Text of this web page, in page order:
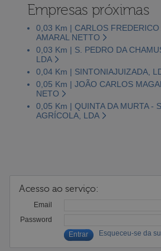
Empresas próximas
0,03 Km | CARLOS FREDERICO
AMARAL NETTO
0,03 Km | S. PEDRO DA
LDA
0,04 Km | SINTONIAJUIZADA,
0,05 Km | JOÃO CARLOS
NETO
0,05 Km | QUINTA DA MURTA -
AGRÍCOLA, LDA
Acesso ao serviço:
Email
Password
Esqueceu-se da